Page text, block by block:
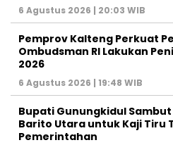
6 Agustus 2026 | 20:03 WIB
Pemprov Kalteng Perkuat
Ombudsman RI Lakukan
2026
6 Agustus 2026 | 19:48 WIB
Bupati Gunungkidul
Barito Utara untuk Kaji Tiru
Pemerintahan